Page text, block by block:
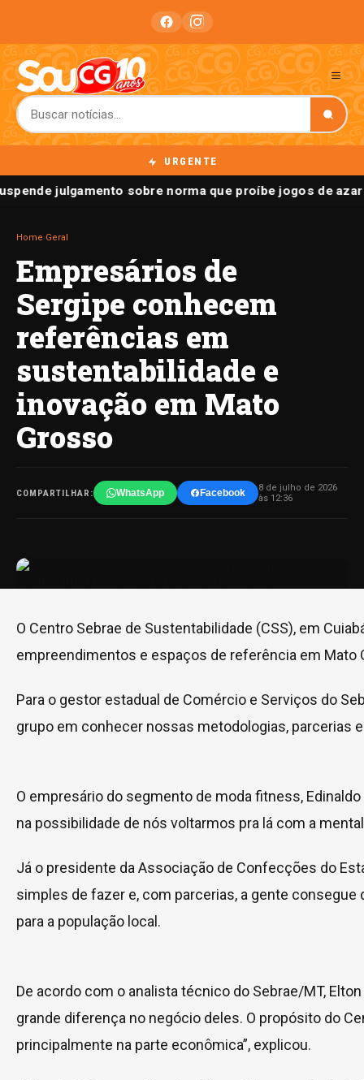
URGENTE
julgamento sobre norma que proíbe jogos de azar
Home Geral
Empresários de
Sergipe conhecem
referências em
sustentabilidade e
inovação em Mato
Grosso
COMPARTILHAR: WhatsApp Facebook
8 de julho de 2026
às 12:36
O Centro Sebrae de Sustentabilidade (CSS), em
empreendimentos e espaços de referência em
Para o gestor estadual de Comércio e Serviços do
grupo em conhecer nossas metodologias, parcerias
O empresário do segmento de moda fitness,
na possibilidade de nós voltarmos pra lá com a
Já o presidente da Associação de Confecções do
simples de fazer e, com parcerias, a gente
para a população local.
De acordo com o analista técnico do Sebrae/MT,
grande diferença no negócio deles. O propósito do
principalmente na parte econômica”, explicou.